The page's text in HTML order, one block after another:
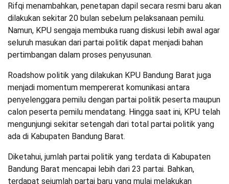
Rifqi menambahkan, penetapan dapil secara resmi baru akan
dilakukan sekitar 20 bulan sebelum pelaksanaan pemilu.
Namun, KPU sengaja membuka ruang diskusi lebih awal agar
seluruh masukan dari partai politik dapat menjadi bahan
pertimbangan dalam proses penyusunan.
Roadshow politik yang dilakukan KPU Bandung Barat juga
menjadi momentum mempererat komunikasi antara
penyelenggara pemilu dengan partai politik peserta maupun
calon peserta pemilu mendatang. Hingga saat ini, KPU telah
mengunjungi sekitar setengah dari total partai politik yang
ada di Kabupaten Bandung Barat.
Diketahui, jumlah partai politik yang terdata di Kabupaten
Bandung Barat mencapai lebih dari 23 partai. Bahkan,
terdapat sejumlah partai baru yang mulai melakukan